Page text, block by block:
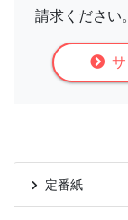
請求ください。
定番紙